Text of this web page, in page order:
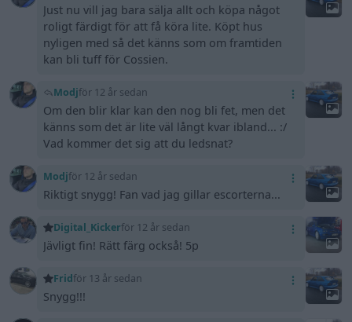
Just nu vill jag bara sälja allt och köpa något
roligt färdigt för att få köra lite. Köpt hus
nyligen med så det känns som om framtiden
kan bli tuff för Cossien.
Modjför 12 år sedan
Om den blir klar kan den nog bli fet, men det
känns som det är lite väl långt kvar ibland... :/
Vad kommer det sig att du ledsnat?
Modjför 12 år sedan
Riktigt snygg! Fan vad jag gillar escorterna...
Digital_Kickerför 12 år sedan
Jävligt fin! Rätt färg också! 5p
Fridför 13 år sedan
Snygg!!!